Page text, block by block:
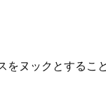
ヌックとすること